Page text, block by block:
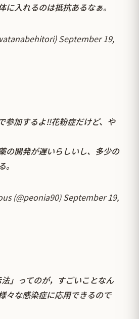
に入れるのは抵抗あるなぁ。
September 19,
参加するよ‼︎花粉症だけど、や
の開発が遅いらしいし、多少の
(@peonia90)September 19,
」ってのが，すごいことなん
々な感染症に応用できるので